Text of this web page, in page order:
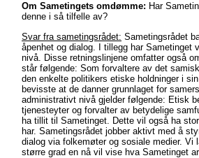
Om Sametingets omdømme: Har
denne i så tilfelle av?
Svar fra sametingsrådet: Sametingsrådet
åpenhet og dialog. I tillegg har
nivå. Disse retningslinjene omfatter også
står følgende: Som forvaltere av det
den enkelte politikers etiske holdninger i
bevisste at de danner grunnlaget for
administrativt nivå gjelder følgende: Etisk
tjenesteyter og forvalter av betydelige
ha tillit til Sametinget. Dette vil også ha
har. Sametingsrådet jobber aktivt med å
dialog via folkemøter og sosiale medier.
større grad en nå vil vise hva Sametinget